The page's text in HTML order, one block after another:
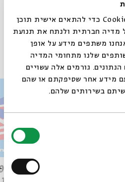
אנחנו משתמשים בקובצי Cookie כדי להתאים אישית תוכן
מדיה חברתית ולנתח את תנועת
משתפים מידע על אופן
שלנו מתחומי המדיה
גורמים אלה עשויים
מידע אחר שסיפקתם או שהם
בשירותים שלהם.
Whatsapp
Email
בסדרה